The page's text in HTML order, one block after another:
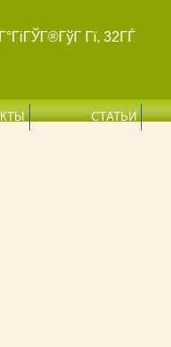
Гї, 32ГЃ
СТАТЬИ